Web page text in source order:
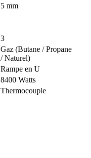
5 mm
3
Gaz (Butane / Propane
/ Naturel)
Rampe en U
8400 Watts
Thermocouple